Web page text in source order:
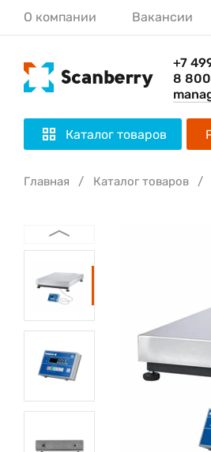
О компании Вакансии
+7
8
Каталог товаров
Главная Каталог товаров